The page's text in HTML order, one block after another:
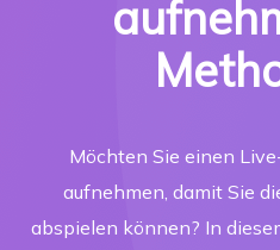
Möchten Sie einen
aufnehmen, damit Sie
abspielen können? In